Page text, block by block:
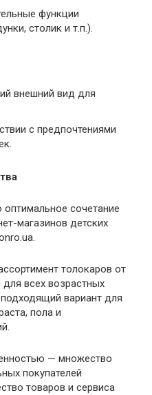
функции
столик и т.п.).
внешний вид для
с предпочтениями
оптимальное сочетание
магазинов детских
толокаров от
всех возрастных
вариант для
пола и
— множество
покупателей
товаров и сервиса